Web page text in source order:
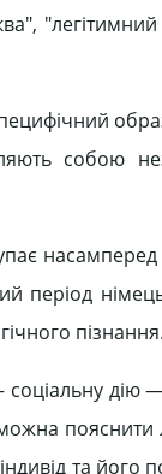
собою
насамперед
період
пізнання.
дію —
пояснити
та його